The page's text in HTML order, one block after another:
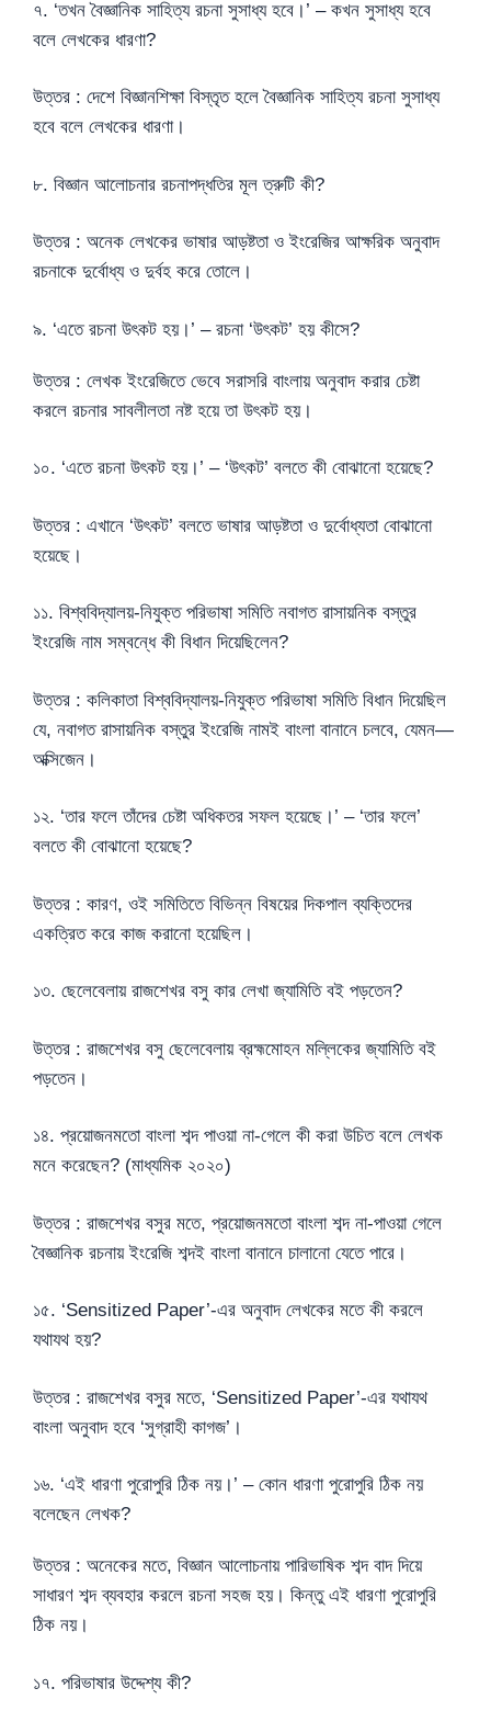
৭. ‘তখন বৈজ্ঞানিক সাহিত্য রচনা সুসাধ্য হবে।’ – কখন সুসাধ্য হবে
বলে লেখকের ধারণা?
উত্তর : দেশে বিজ্ঞানশিক্ষা বিস্তৃত হলে বৈজ্ঞানিক সাহিত্য রচনা সুসাধ্য
হবে বলে লেখকের ধারণা।
৮. বিজ্ঞান আলোচনার রচনাপদ্ধতির মূল ত্রুটি কী?
উত্তর : অনেক লেখকের ভাষার আড়ষ্টতা ও ইংরেজির আক্ষরিক অনুবাদ
রচনাকে দুর্বোধ্য ও দুর্বহ করে তোলে।
৯. ‘এতে রচনা উৎকট হয়।’ – রচনা ‘উৎকট’ হয় কীসে?
উত্তর : লেখক ইংরেজিতে ভেবে সরাসরি বাংলায় অনুবাদ করার চেষ্টা
করলে রচনার সাবলীলতা নষ্ট হয়ে তা উৎকট হয়।
১০. ‘এতে রচনা উৎকট হয়।’ – ‘উৎকট’ বলতে কী বোঝানো হয়েছে?
উত্তর : এখানে ‘উৎকট’ বলতে ভাষার আড়ষ্টতা ও দুর্বোধ্যতা বোঝানো
হয়েছে।
১১. বিশ্ববিদ্যালয়-নিযুক্ত পরিভাষা সমিতি নবাগত রাসায়নিক বস্তুর
ইংরেজি নাম সম্বন্ধে কী বিধান দিয়েছিলেন?
উত্তর : কলিকাতা বিশ্ববিদ্যালয়-নিযুক্ত পরিভাষা সমিতি বিধান দিয়েছিল
যে, নবাগত রাসায়নিক বস্তুর ইংরেজি নামই বাংলা বানানে চলবে, যেমন—
অক্সিজেন।
১২. ‘তার ফলে তাঁদের চেষ্টা অধিকতর সফল হয়েছে।’ – ‘তার ফলে’
বলতে কী বোঝানো হয়েছে?
উত্তর : কারণ, ওই সমিতিতে বিভিন্ন বিষয়ের দিকপাল ব্যক্তিদের
একত্রিত করে কাজ করানো হয়েছিল।
১৩. ছেলেবেলায় রাজশেখর বসু কার লেখা জ্যামিতি বই পড়তেন?
উত্তর : রাজশেখর বসু ছেলেবেলায় ব্রহ্মমোহন মল্লিকের জ্যামিতি বই
পড়তেন।
১৪. প্রয়োজনমতো বাংলা শব্দ পাওয়া না-গেলে কী করা উচিত বলে লেখক
মনে করেছেন? (মাধ্যমিক ২০২০)
উত্তর : রাজশেখর বসুর মতে, প্রয়োজনমতো বাংলা শব্দ না-পাওয়া গেলে
বৈজ্ঞানিক রচনায় ইংরেজি শব্দই বাংলা বানানে চালানো যেতে পারে।
১৫. ‘Sensitized Paper’-এর অনুবাদ লেখকের মতে কী করলে
যথাযথ হয়?
উত্তর : রাজশেখর বসুর মতে, ‘Sensitized Paper’-এর যথাযথ
বাংলা অনুবাদ হবে ‘সুগ্রাহী কাগজ’।
১৬. ‘এই ধারণা পুরোপুরি ঠিক নয়।’ – কোন ধারণা পুরোপুরি ঠিক নয়
বলেছেন লেখক?
উত্তর : অনেকের মতে, বিজ্ঞান আলোচনায় পারিভাষিক শব্দ বাদ দিয়ে
সাধারণ শব্দ ব্যবহার করলে রচনা সহজ হয়। কিন্তু এই ধারণা পুরোপুরি
ঠিক নয়।
১৭. পরিভাষার উদ্দেশ্য কী?